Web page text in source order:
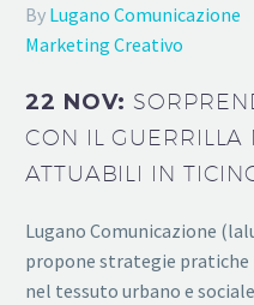
By Lugano Comunicazione
Marketing Creativo
22 NOV:
CON IL GUERRILLA
ATTUABILI IN
Lugano Comunicazione
propone strategie pratiche
nel tessuto urbano e